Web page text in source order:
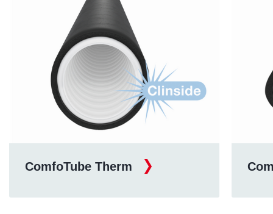
ComfoTube Therm